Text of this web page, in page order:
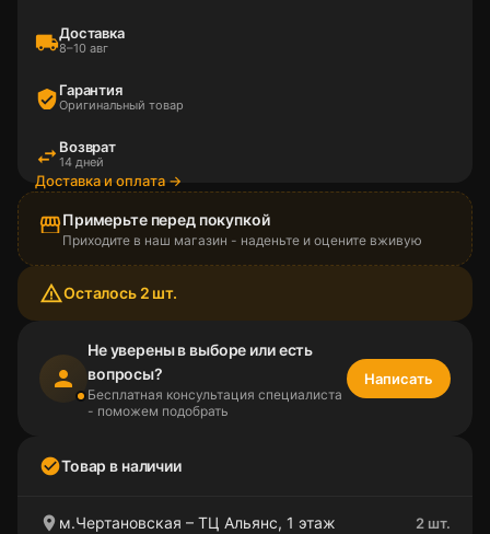
local_shippingДоставка
8–10 авг
verified_userГарантия
Оригинальный товар
swap_horiz Возврат
14 дней
Доставка и оплата →
storefrontПримерьте перед покупкой
Приходите в наш магазин - наденьте и оцените вживую
warning_amberОсталось 2 шт.
person
Не уверены в выборе или есть
вопросы?
Бесплатная консультация специалиста
- поможем подобрать
Написать
check_circleТовар в наличии
location_on м.Чертановская – ТЦ Альянс, 1 этаж 2 шт.